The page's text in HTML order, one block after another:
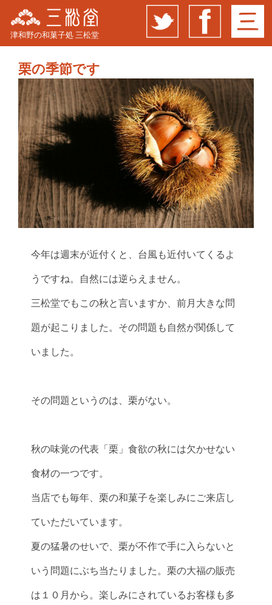
津和野の和菓子処 三松堂
栗の季節です
今年は週末が近付くと、台風も近付いてくるよ
うですね。自然には逆らえません。
三松堂でもこの秋と言いますか、前月大きな問
題が起こりました。その問題も自然が関係して
いました。
その問題というのは、栗がない。
秋の味覚の代表「栗」食欲の秋には欠かせない
食材の一つです。
当店でも毎年、栗の和菓子を楽しみにご来店し
ていただいています。
夏の猛暑のせいで、栗が不作で手に入らないと
いう問題にぶち当たりました。栗の大福の販売
は１０月から。楽しみにされているお客様も多